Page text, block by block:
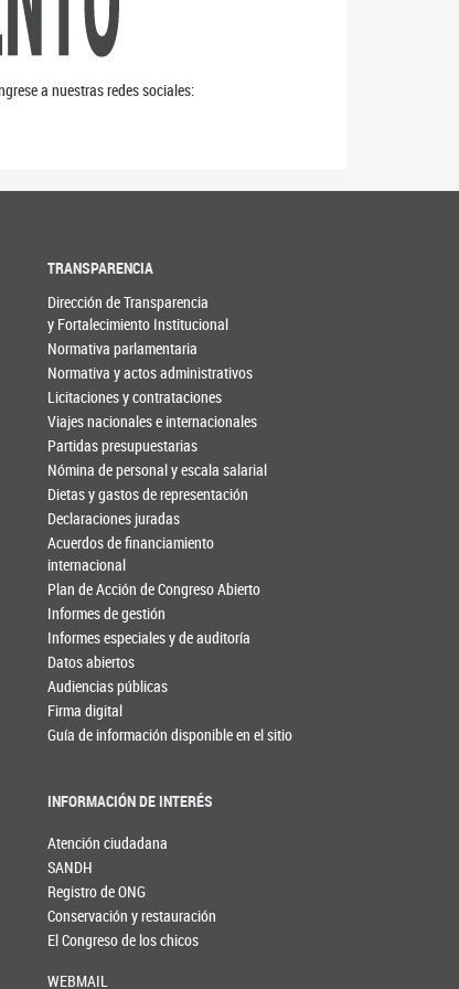
a nuestras redes sociales:
TRANSPARENCIA
Dirección de Transparencia
y Fortalecimiento Institucional
Normativa parlamentaria
Normativa y actos administrativos
Licitaciones y contrataciones
Viajes nacionales e internacionales
Partidas presupuestarias
Nómina de personal y escala salarial
Dietas y gastos de representación
Declaraciones juradas
Acuerdos de financiamiento
internacional
Plan de Acción de Congreso Abierto
Informes de gestión
Informes especiales y de auditoría
Datos abiertos
Audiencias públicas
Firma digital
Guía de información disponible en el sitio
INFORMACIÓN DE INTERÉS
Atención ciudadana
SANDH
Registro de ONG
Conservación y restauración
El Congreso de los chicos
WEBMAIL